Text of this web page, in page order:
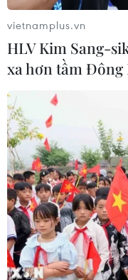
TIN LIÊN QUAN
vietnamplus.vn
HLV Kim Sang-
xa hơn tầm Đông